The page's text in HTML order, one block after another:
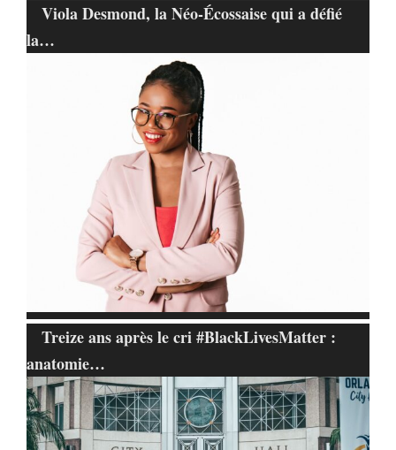
Viola Desmond, la Néo-Écossaise qui a défié
la…
Treize ans après le cri #BlackLivesMatter :
anatomie…